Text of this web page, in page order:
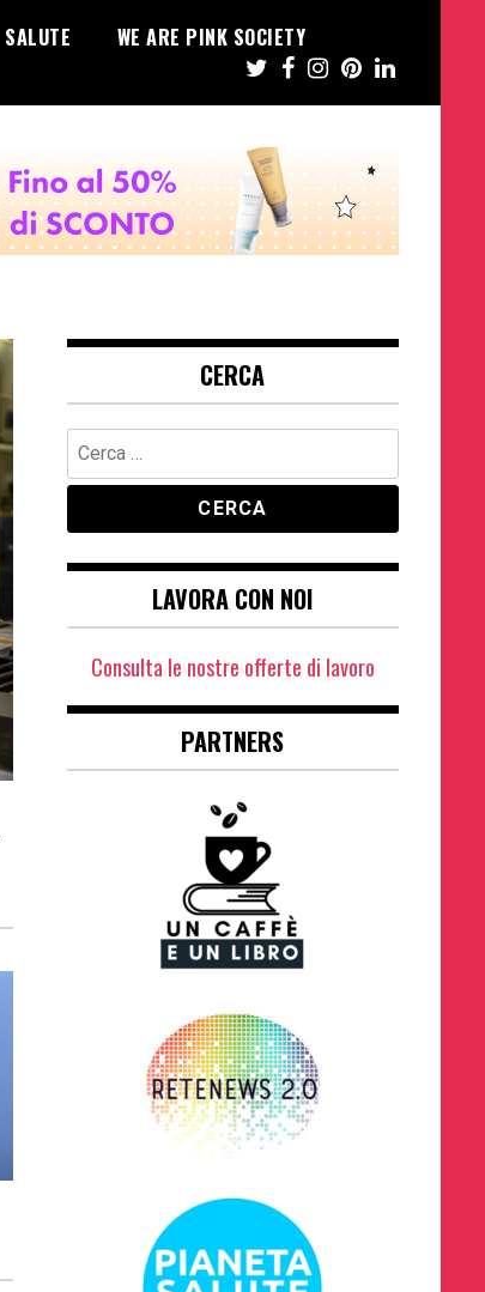
SALUTE WE ARE PINK SOCIETY
CERCA
Ricerca
per:
LAVORA CON NOI
Consulta le nostre offerte di lavoro
PARTNERS